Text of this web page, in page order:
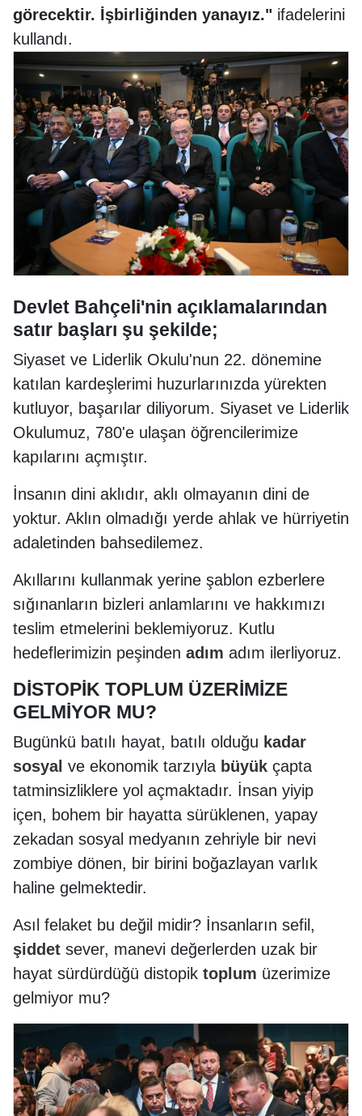
görecektir. İşbirliğinden yanayız." ifadelerini
kullandı.
Devlet Bahçeli'nin açıklamalarından
satır başları şu şekilde;
Siyaset ve Liderlik Okulu'nun 22. dönemine
katılan kardeşlerimi huzurlarınızda yürekten
kutluyor, başarılar diliyorum. Siyaset ve Liderlik
Okulumuz, 780'e ulaşan öğrencilerimize
kapılarını açmıştır.
İnsanın dini aklıdır, aklı olmayanın dini de
yoktur. Aklın olmadığı yerde ahlak ve hürriyetin
adaletinden bahsedilemez.
Akıllarını kullanmak yerine şablon ezberlere
sığınanların bizleri anlamlarını ve hakkımızı
teslim etmelerini beklemiyoruz. Kutlu
hedeflerimizin peşinden adım adım ilerliyoruz.
DİSTOPİK TOPLUM ÜZERİMİZE
GELMİYOR MU?
Bugünkü batılı hayat, batılı olduğu kadar
sosyal ve ekonomik tarzıyla büyük çapta
tatminsizliklere yol açmaktadır. İnsan yiyip
içen, bohem bir hayatta sürüklenen, yapay
zekadan sosyal medyanın zehriyle bir nevi
zombiye dönen, bir birini boğazlayan varlık
haline gelmektedir.
Asıl felaket bu değil midir? İnsanların sefil,
şiddet sever, manevi değerlerden uzak bir
hayat sürdürdüğü distopik toplum üzerimize
gelmiyor mu?